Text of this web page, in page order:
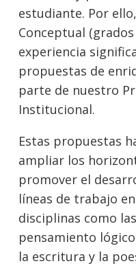
estudiante. Por
Conceptual
experiencia
propuestas de
parte de nuestro
Institucional.
Estas propuestas
ampliar los
promover el
líneas de trabajo
disciplinas como
pensamiento
la escritura y la